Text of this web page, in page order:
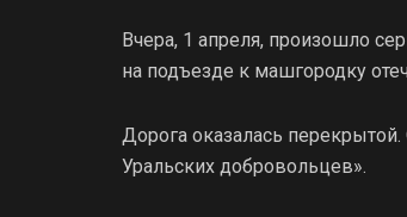
Вчера, 1 апреля, произошло
на подъезде к машгородку
Дорога оказалась
Уральских добровольцев».